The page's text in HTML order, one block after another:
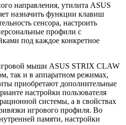
направления, утилита ASUS
назначить функции клавиш
сенсора, настроить
профили с
под каждое конкретное
мыши ASUS STRIX CLAW
так и в аппаратном режимах,
приобретают дополнительные
настройки пользователя
системы, а в свойствах
игрового профиля. Во
памяти, настройки